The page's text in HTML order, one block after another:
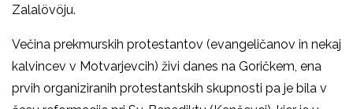
Zalalövöju.
Večina prekmurskih protestantov (evangeličanov in nekaj
kalvincev v Motvarjevcih) živi danes na Goričkem, ena
prvih organiziranih protestantskih skupnosti pa je bila v